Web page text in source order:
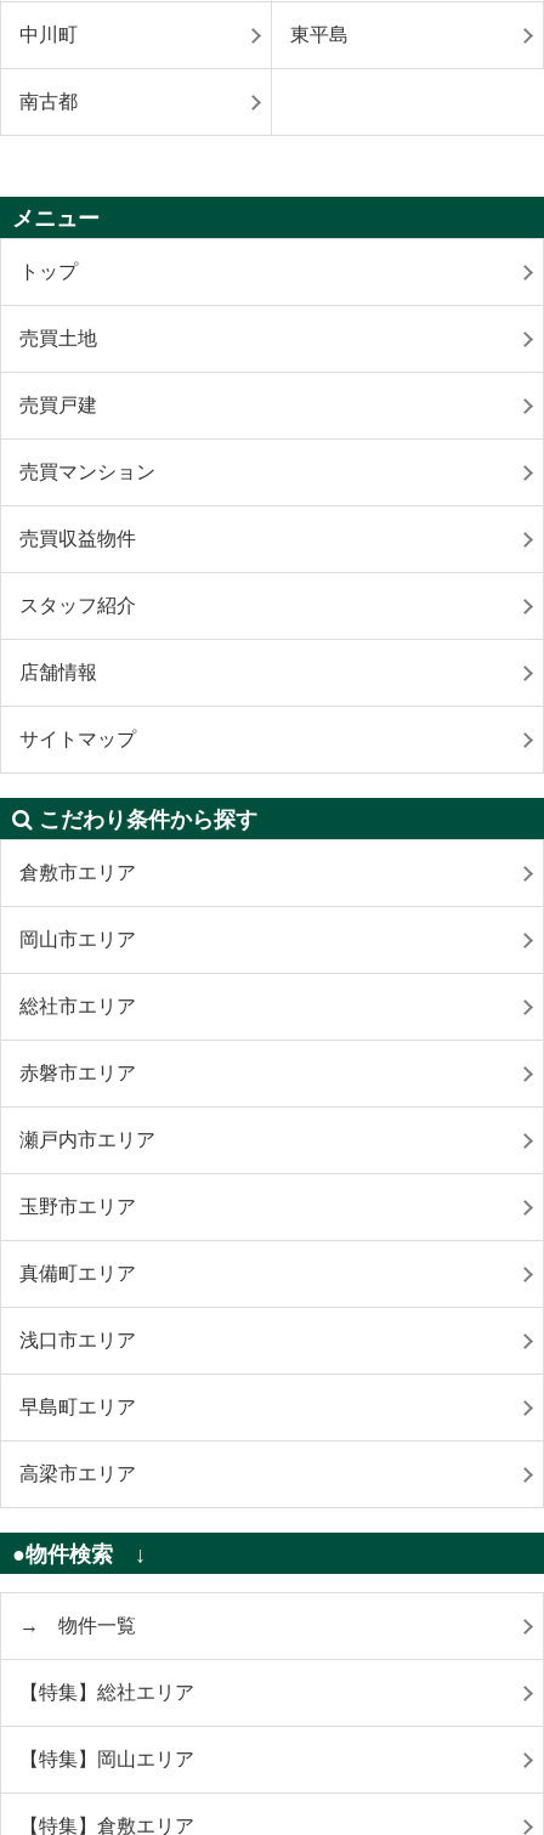
中川町 東平島
南古都
メニュー
トップ
売買土地
売買戸建
売買マンション
売買収益物件
スタッフ紹介
店舗情報
サイトマップ
こだわり条件から探す
倉敷市エリア
岡山市エリア
総社市エリア
赤磐市エリア
瀬戸内市エリア
玉野市エリア
真備町エリア
浅口市エリア
早島町エリア
高梁市エリア
●物件検索 ↓
→ 物件一覧
【特集】総社エリア
【特集】岡山エリア
【特集】倉敷エリア